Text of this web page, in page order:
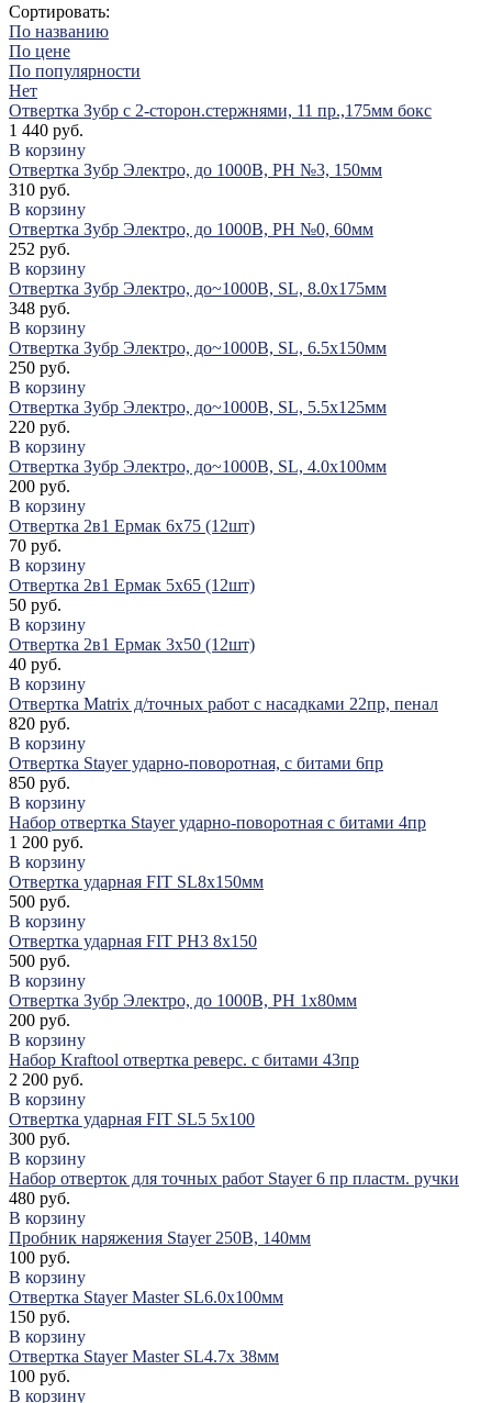
Сортировать:
По названию
По цене
По популярности
Нет
Отвертка Зубр с 2-сторон.стержнями, 11 пр.,175мм бокс
1 440 руб.
В корзину
Отвертка Зубр Электро, до 1000В, РН №3, 150мм
310 руб.
В корзину
Отвертка Зубр Электро, до 1000В, РН №0, 60мм
252 руб.
В корзину
Отвертка Зубр Электро, до~1000В, SL, 8.0х175мм
348 руб.
В корзину
Отвертка Зубр Электро, до~1000В, SL, 6.5х150мм
250 руб.
В корзину
Отвертка Зубр Электро, до~1000В, SL, 5.5х125мм
220 руб.
В корзину
Отвертка Зубр Электро, до~1000В, SL, 4.0х100мм
200 руб.
В корзину
Отвертка 2в1 Ермак 6х75 (12шт)
70 руб.
В корзину
Отвертка 2в1 Ермак 5х65 (12шт)
50 руб.
В корзину
Отвертка 2в1 Ермак 3х50 (12шт)
40 руб.
В корзину
Отвертка Matrix д/точных работ с насадками 22пр, пенал
820 руб.
В корзину
Отвертка Stayer ударно-поворотная, с битами 6пр
850 руб.
В корзину
Набор отвертка Stayer ударно-поворотная с битами 4пр
1 200 руб.
В корзину
Отвертка ударная FIT SL8х150мм
500 руб.
В корзину
Отвертка ударная FIT PH3 8х150
500 руб.
В корзину
Отвертка Зубр Электро, до 1000В, РН 1х80мм
200 руб.
В корзину
Набор Kraftool отвертка реверс. с битами 43пр
2 200 руб.
В корзину
Отвертка ударная FIT SL5 5х100
300 руб.
В корзину
Набор отверток для точных работ Stayer 6 пр пластм. ручки
480 руб.
В корзину
Пробник наряжения Stayer 250В, 140мм
100 руб.
В корзину
Отвертка Stayer Master SL6.0х100мм
150 руб.
В корзину
Отвертка Stayer Master SL4.7х 38мм
100 руб.
В корзину